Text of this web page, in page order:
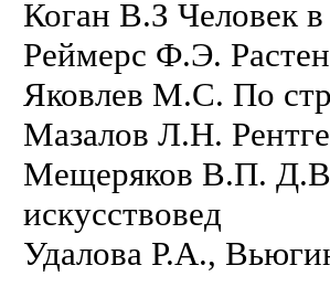
Коган В.З Человек
Реймерс Ф.Э.
Яковлев М.С. По
Мазалов Л.Н.
Мещеряков В.П.
искусствовед
Удалова Р.А.,